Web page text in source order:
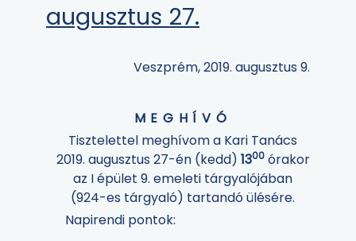
augusztus 27.
Veszprém, 2019. augusztus 9.
MEGHÍVÓ
Tisztelettel meghívom a Kari Tanács
2019. augusztus 27-én (kedd) 1300órakor
az I épület 9. emeleti tárgyalójában
(924-es tárgyaló) tartandó ülésére.
Napirendi pontok: